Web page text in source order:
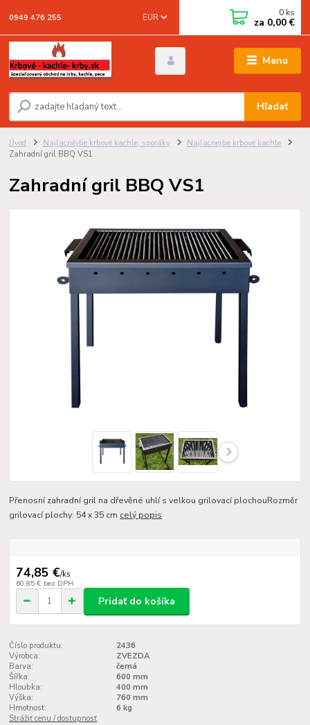
Menu
EUR
Hľadať
0949 476 255 0 ks
za 0,00 €
Úvod Najlacnějšie krbové kachle, sporáky
Najlacnejšie krbové kachle
Zahradní gril BBQ VS1
Zahradní gril BBQ VS1
Přenosní zahradní gril na dřevěné uhlí s velkou grilovací plochouRozměr
grilovací plochy: 54 x 35 cm celý popis
74,85 €/ks
60,85 € bez DPH
Pridať do košíka
Číslo produktu:
2436
Výrobca:
ZVEZDA
Barva:
černá
Šířka:
600 mm
Hloubka:
400 mm
Výška:
760 mm
Hmotnost:
6 kg
Strážiť cenu / dostupnosť